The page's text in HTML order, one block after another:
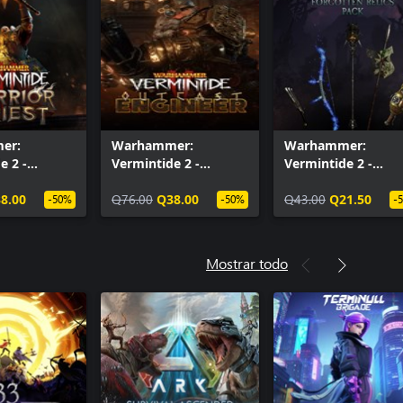
2 -
-50%
Warhammer:
Vermintide 2 -
Q76.00 Q38.00 -50%
Warhammer:
Vermintide 2 -
Q43.00 Q21.50 -
Mostrar todo